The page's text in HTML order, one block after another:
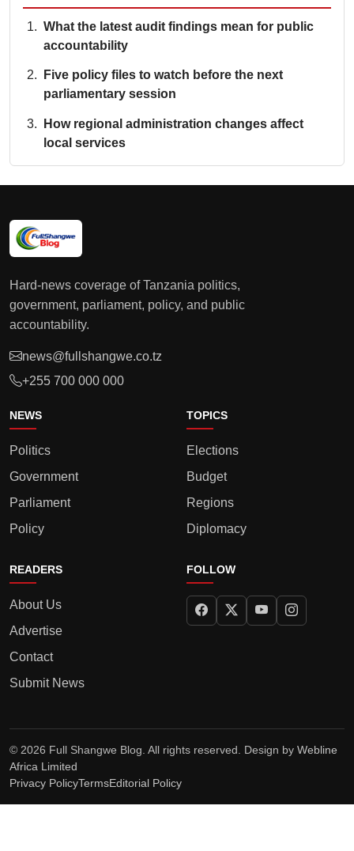
What the latest audit findings mean for public
accountability
Five policy files to watch before the next
parliamentary session
How regional administration changes affect
local services
Hard-news coverage of Tanzania politics,
government, parliament, policy, and public
accountability.
news@fullshangwe.co.tz
+255 700 000 000
NEWS
Politics
Government
Parliament
Policy
TOPICS
Elections
Budget
Regions
Diplomacy
READERS
About Us
Advertise
Contact
Submit News
FOLLOW
© 2026 Full Shangwe Blog. All rights reserved. Design by Webline
Africa Limited
Privacy PolicyTermsEditorial Policy